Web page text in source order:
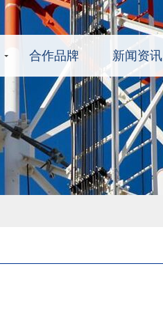
合作品牌 新闻资讯